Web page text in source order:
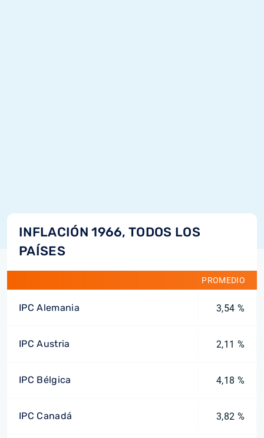
INFLACIÓN 1966, TODOS LOS
PAÍSES
PROMEDIO
IPC Alemania 3,54 %
IPC Austria 2,11 %
IPC Bélgica 4,18 %
IPC Canadá 3,82 %